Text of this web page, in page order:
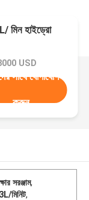
মিন হাইড্রো
USD
সাথে যোগাযোগ
করুন
সরঞ্জাম,
মিনিট,